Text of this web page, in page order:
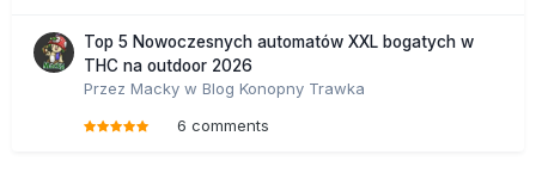
Top 5 Nowoczesnych automatów XXL bogatych w
THC na outdoor 2026
Przez Macky w Blog Konopny Trawka
6 comments